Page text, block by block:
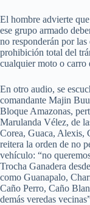
El hombre advierte
ese grupo armado
no responderán por
prohibición total del
cualquier moto o carro
En otro audio, se
comandante Majin
Bloque Amazonas,
Marulanda Vélez, de
Corea, Guaca, Alexis,
reitera la orden de no
vehículo: “no
Trocha Ganadera
como Guanapalo,
Caño Perro, Caño
demás veredas